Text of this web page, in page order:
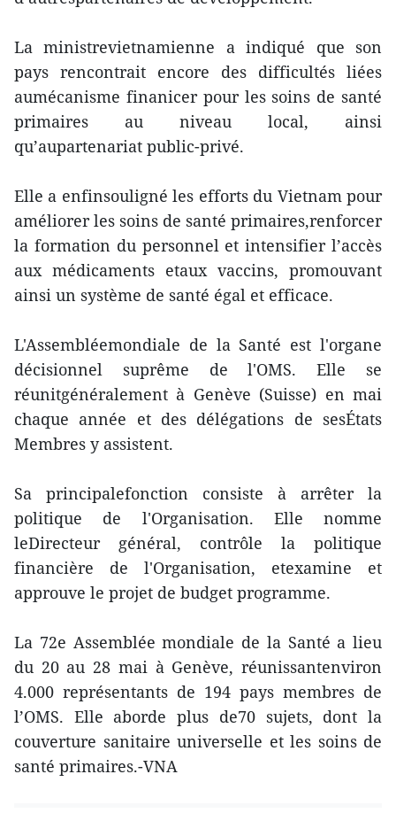
La ministrevietnamienne a indiqué que son
pays rencontrait encore des difficultés liées
aumécanisme finanicer pour les soins de santé
primaires au niveau local, ainsi
qu’aupartenariat public-privé.
Elle a enfinsouligné les efforts du Vietnam pour
améliorer les soins de santé primaires,renforcer
la formation du personnel et intensifier l’accès
aux médicaments etaux vaccins, promouvant
ainsi un système de santé égal et efficace.
L'Assembléemondiale de la Santé est l'organe
décisionnel suprême de l'OMS. Elle se
réunitgénéralement à Genève (Suisse) en mai
chaque année et des délégations de sesÉtats
Membres y assistent.
Sa principalefonction consiste à arrêter la
politique de l'Organisation. Elle nomme
leDirecteur général, contrôle la politique
financière de l'Organisation, etexamine et
approuve le projet de budget programme.
La 72e Assemblée mondiale de la Santé a lieu
du 20 au 28 mai à Genève, réunissantenviron
4.000 représentants de 194 pays membres de
l’OMS. Elle aborde plus de70 sujets, dont la
couverture sanitaire universelle et les soins de
santé primaires.-VNA